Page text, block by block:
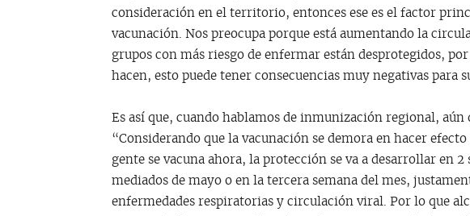
consideración en el territorio, entonces ese es el factor
vacunación. Nos preocupa porque está aumentando la
grupos con más riesgo de enfermar están desprotegidos,
hacen, esto puede tener consecuencias muy negativas para
Es así que, cuando hablamos de inmunización regional,
“Considerando que la vacunación se demora en hacer
gente se vacuna ahora, la protección se va a desarrollar en 2
mediados de mayo o en la tercera semana del mes,
enfermedades respiratorias y circulación viral. Por lo que